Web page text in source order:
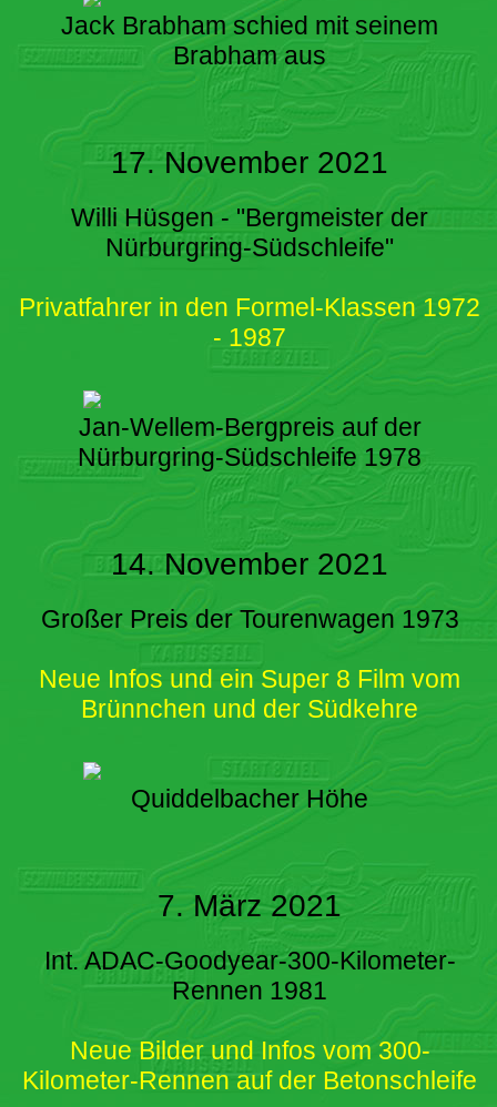
Jack Brabham schied mit seinem
Brabham aus
17. November 2021
Willi Hüsgen - "Bergmeister der
Nürburgring-Südschleife"
Privatfahrer in den Formel-Klassen 1972
- 1987
Jan-Wellem-Bergpreis auf der
Nürburgring-Südschleife 1978
14. November 2021
Großer Preis der Tourenwagen 1973
Neue Infos und ein Super 8 Film vom
Brünnchen und der Südkehre
Quiddelbacher Höhe
7. März 2021
Int. ADAC-Goodyear-300-Kilometer-
Rennen 1981
Neue Bilder und Infos vom 300-
Kilometer-Rennen auf der Betonschleife